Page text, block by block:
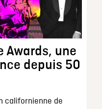
Awards, une
depuis 50
californienne de